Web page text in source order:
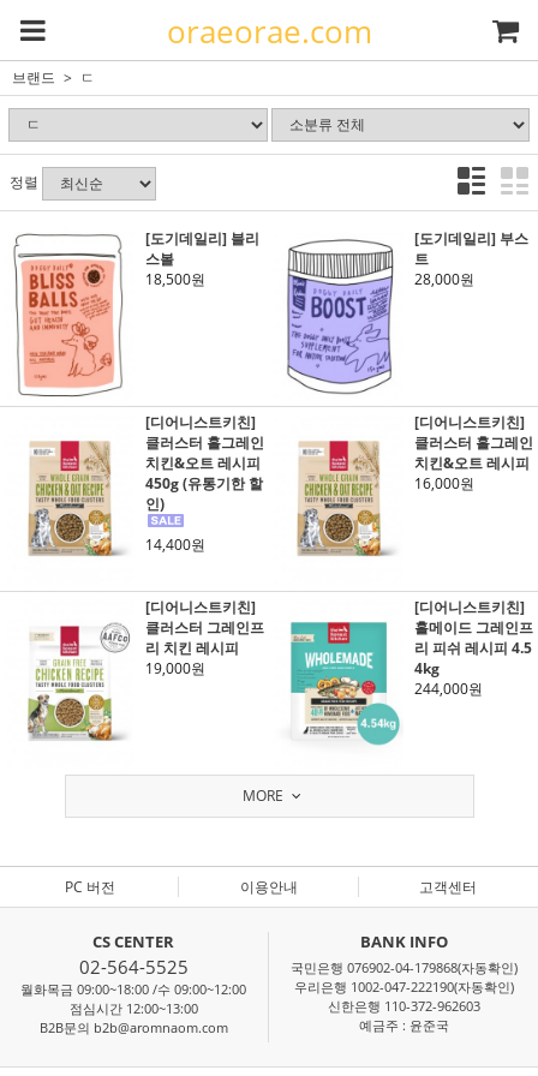
oraeorae.com
브랜드 ㄷ
정렬
[도기데일리] 블리
스볼
18,500원
[도기데일리] 부스
트
28,000원
[디어니스트키친]
클러스터 홀그레인
치킨&오트 레시피
450g (유통기한 할
인)
14,400원
[디어니스트키친]
클러스터 홀그레인
치킨&오트 레시피
16,000원
[디어니스트키친]
클러스터 그레인프
리 치킨 레시피
19,000원
[디어니스트키친]
홀메이드 그레인프
리 피쉬 레시피 4.5
4kg
244,000원
MORE
PC 버전 이용안내 고객센터
CS CENTER
02-564-5525
월화목금 09:00~18:00 /수 09:00~12:00
점심시간 12:00~13:00
B2B문의 b2b@aromnaom.com
BANK INFO
국민은행 076902-04-179868(자동확인)
우리은행 1002-047-222190(자동확인)
신한은행 110-372-962603
예금주 : 윤준국